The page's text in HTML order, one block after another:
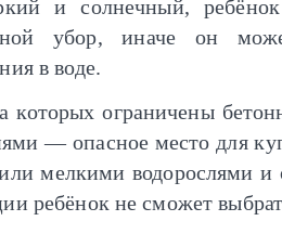
и солнечный, ребёнок
убор, иначе он
в воде.
которых ограничены
— опасное место для
мелкими водорослями и
ребёнок не сможет